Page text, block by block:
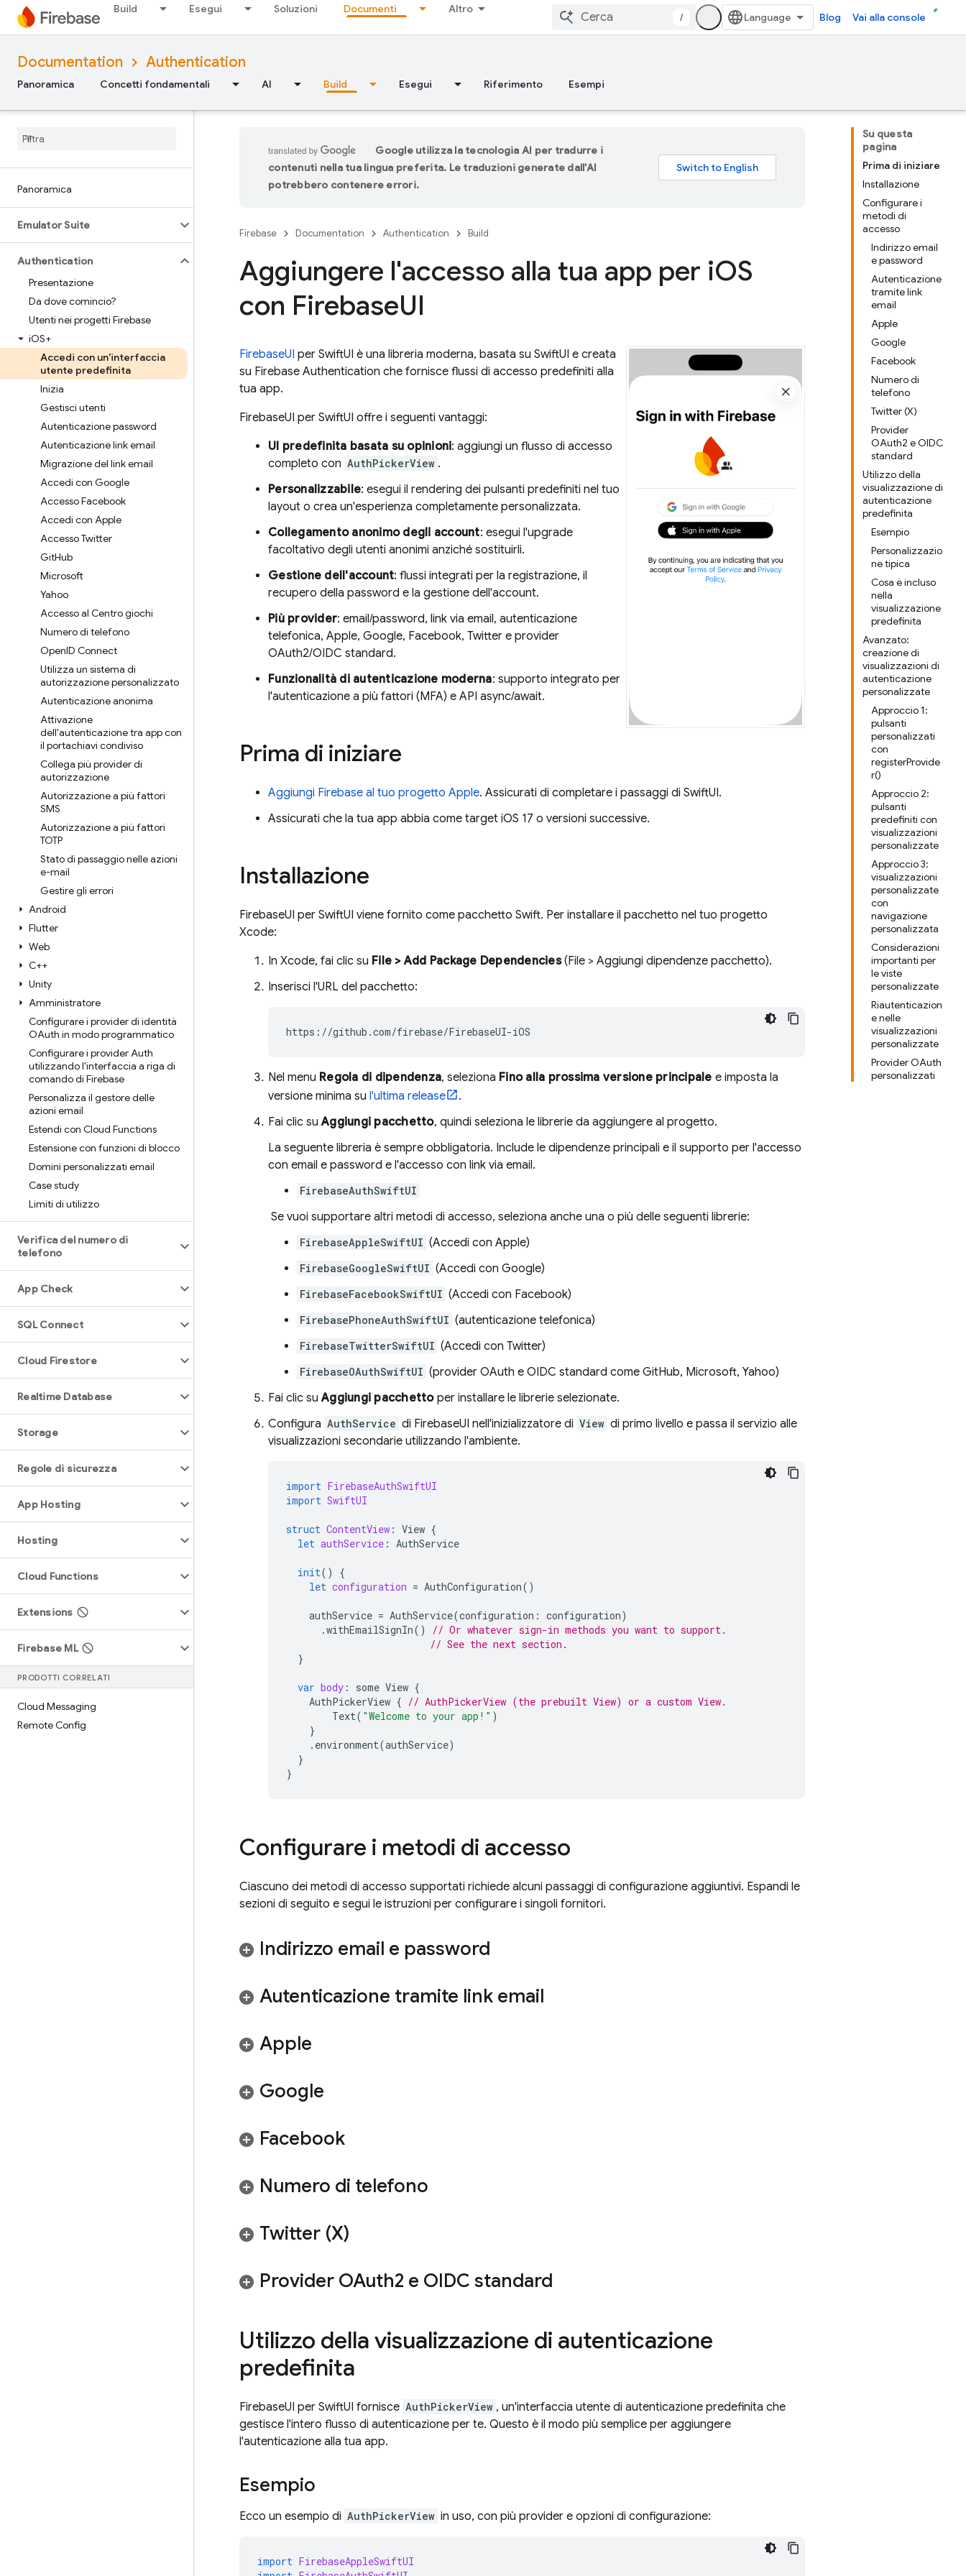
Build Esegui Soluzioni Documenti Altro
/ Blog Vai alla console
Documentation Authentication
Panoramica Concetti fondamentali AI Build Esegui Riferimento Esempi
Panoramica
Emulator Suite
Authentication
Presentazione
Da dove comincio?
Utenti nei progetti Firebase
iOS+
Accedi con un'interfaccia
utente predefinita
Inizia
Gestisci utenti
Autenticazione password
Autenticazione link email
Migrazione del link email
Accedi con Google
Accesso Facebook
Accedi con Apple
Accesso Twitter
GitHub
Microsoft
Yahoo
Accesso al Centro giochi
Numero di telefono
OpenID Connect
Utilizza un sistema di
autorizzazione personalizzato
Autenticazione anonima
Attivazione
dell'autenticazione tra app con
il portachiavi condiviso
Collega più provider di
autorizzazione
Autorizzazione a più fattori
SMS
Autorizzazione a più fattori
TOTP
Stato di passaggio nelle azioni
e-mail
Gestire gli errori
Android
Flutter
Web
C++
Unity
Amministratore
Configurare i provider di identità
OAuth in modo programmatico
Configurare i provider Auth
utilizzando l'interfaccia a riga di
comando di Firebase
Personalizza il gestore delle
azioni email
Estendi con Cloud Functions
Estensione con funzioni di blocco
Domini personalizzati email
Case study
Limiti di utilizzo
Verifica del numero di
telefono
App Check
SQL Connect
Cloud Firestore
Realtime Database
Storage
Regole di sicurezza
App Hosting
Hosting
Cloud Functions
Extensions
Firebase ML
PRODOTTI CORRELATI
Cloud Messaging
Remote Config
Su questa
pagina
Prima di iniziare
Installazione
Configurare i
metodi di
accesso
Indirizzo email
e password
Autenticazione
tramite link
email
Apple
Google
Facebook
Numero di
telefono
Twitter (X)
Provider
OAuth2 e OIDC
standard
Utilizzo della
visualizzazione di
autenticazione
predefinita
Esempio
Personalizzazio
ne tipica
Cosa è incluso
nella
visualizzazione
predefinita
Avanzato:
creazione di
visualizzazioni di
autenticazione
personalizzate
Approccio 1:
pulsanti
personalizzati
con
registerProvide
r()
Approccio 2:
pulsanti
predefiniti con
visualizzazioni
personalizzate
Approccio 3:
visualizzazioni
personalizzate
con
navigazione
personalizzata
Considerazioni
importanti per
le viste
personalizzate
Riautenticazion
e nelle
visualizzazioni
personalizzate
Provider OAuth
personalizzati
Google utilizza la tecnologia AI per tradurre i
contenuti nella tua lingua preferita. Le traduzioni generate dall'AI
potrebbero contenere errori.
Firebase Documentation Authentication Build
Aggiungere l'accesso alla tua app per iOS
con FirebaseUI
FirebaseUI per SwiftUI è una libreria moderna, basata su SwiftUI e creata
su Firebase Authentication che fornisce flussi di accesso predefiniti alla
tua app.
FirebaseUI per SwiftUI offre i seguenti vantaggi:
UI predefinita basata su opinioni: aggiungi un flusso di accesso
completo con AuthPickerView .
Personalizzabile: esegui il rendering dei pulsanti predefiniti nel tuo
layout o crea un'esperienza completamente personalizzata.
Collegamento anonimo degli account: esegui l'upgrade
facoltativo degli utenti anonimi anziché sostituirli.
Gestione dell'account: flussi integrati per la registrazione, il
recupero della password e la gestione dell'account.
Più provider: email/password, link via email, autenticazione
telefonica, Apple, Google, Facebook, Twitter e provider
OAuth2/OIDC standard.
Funzionalità di autenticazione moderna: supporto integrato per
l'autenticazione a più fattori (MFA) e API async/await.
Prima di iniziare
Aggiungi Firebase al tuo progetto Apple. Assicurati di completare i passaggi di SwiftUI.
Assicurati che la tua app abbia come target iOS 17 o versioni successive.
Installazione
FirebaseUI per SwiftUI viene fornito come pacchetto Swift. Per installare il pacchetto nel tuo progetto
Xcode:
In Xcode, fai clic su File > Add Package Dependencies(File > Aggiungi dipendenze pacchetto).
Inserisci l'URL del pacchetto:
Nel menu Regola di dipendenza, seleziona Fino alla prossima versione principale e imposta la
versione minima su l'ultima release
.
Fai clic suAggiungi pacchetto, quindi seleziona le librerie da aggiungere al progetto.
La seguente libreria è sempre obbligatoria. Include le dipendenze principali e il supporto per l'accesso
con email e password e l'accesso con link via email.
FirebaseAuthSwiftUI
Se vuoi supportare altri metodi di accesso, seleziona anche una o più delle seguenti librerie:
FirebaseAppleSwiftUI (Accedi con Apple)
FirebaseGoogleSwiftUI (Accedi con Google)
FirebaseFacebookSwiftUI (Accedi con Facebook)
FirebasePhoneAuthSwiftUI (autenticazione telefonica)
FirebaseTwitterSwiftUI (Accedi con Twitter)
FirebaseOAuthSwiftUI (provider OAuth e OIDC standard come GitHub, Microsoft, Yahoo)
Fai clic suAggiungi pacchettoper installare le librerie selezionate.
Configura AuthService di FirebaseUI nell'inizializzatore di View di primo livello e passa il servizio alle
visualizzazioni secondarie utilizzando l'ambiente.
import FirebaseAuthSwiftUI
import SwiftUI
struct ContentView : View {
let authService : AuthService
init()
{
let configuration = AuthConfiguration()
authService = AuthService(configuration : configuration)
.withEmailSignIn()
// Or whatever sign-in methods you want to support.
// See the next section.
}
var body : some View {
AuthPickerView { // AuthPickerView (the prebuilt View) or a custom View.
Text( "Welcome to your app!" )
}
. environment(authService)
}
}
Configurare i metodi di accesso
Ciascuno dei metodi di accesso supportati richiede alcuni passaggi di configurazione aggiuntivi. Espandi le
sezioni di seguito e segui le istruzioni per configurare i singoli fornitori.
Indirizzo email e password
Autenticazione tramite link email
Apple
Google
Facebook
Numero di telefono
Twitter (X)
Provider OAuth2 e OIDC standard
Utilizzo della visualizzazione di autenticazione
predefinita
FirebaseUI per SwiftUI fornisce AuthPickerView , un'interfaccia utente di autenticazione predefinita che
gestisce l'intero flusso di autenticazione per te. Questo è il modo più semplice per aggiungere
l'autenticazione alla tua app.
Esempio
Ecco un esempio di AuthPickerView in uso, con più provider e opzioni di configurazione:
import FirebaseAppleSwiftUI